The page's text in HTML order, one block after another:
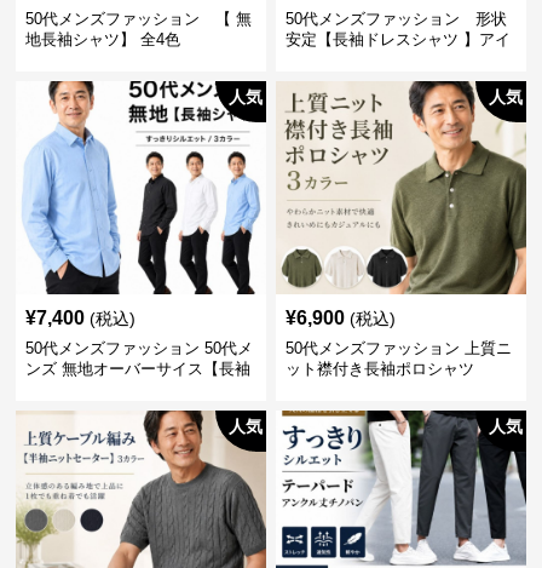
50代メンズファッション 【 無
地長袖シャツ】 全4色
50代メンズファッション 形状
安定【長袖ドレスシャツ 】アイ
人気
¥7,400 (税込)
50代メンズファッション 50代メ
ンズ 無地オーバーサイス【長袖
人気
¥6,900 (税込)
50代メンズファッション 上質ニ
ット襟付き長袖ポロシャツ
人気 人気